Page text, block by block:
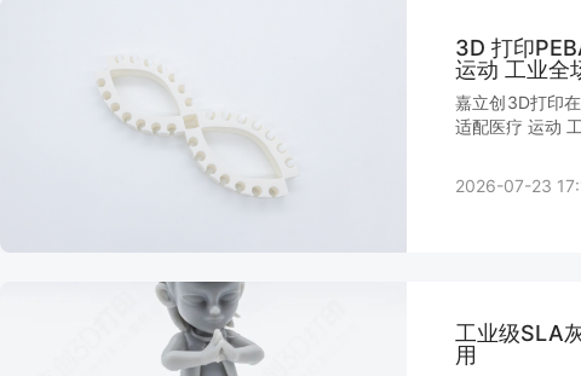
3D 打印
运动 工业全
嘉立创3D打印
适配医疗 运动
2026-07-23
工业级SLA
用